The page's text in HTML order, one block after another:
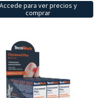
Accede para ver precios y
comprar